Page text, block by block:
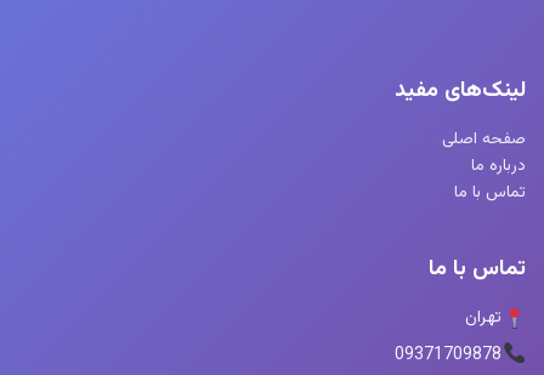
لینک‌های مفید
صفحه اصلی
درباره ما
تماس با ما
تماس با ما
تهران
09371709878